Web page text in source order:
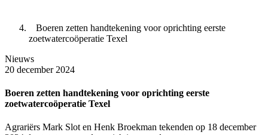
Boeren zetten handtekening voor oprichting eerste
zoetwatercoöperatie Texel
Nieuws
20 december 2024
Boeren zetten handtekening voor oprichting eerste
zoetwatercoöperatie Texel
Agrariërs Mark Slot en Henk Broekman tekenden op 18 december